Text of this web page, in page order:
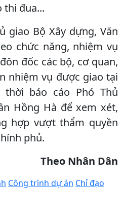
thi đua...
giao Bộ Xây dựng, Văn
chức năng, nhiệm vụ
đốc các bộ, cơ quan,
nhiệm vụ được giao tại
thời báo cáo Phó Thủ
Hồng Hà để xem xét,
hợp vượt thẩm quyền
phủ.
Theo Nhân Dân
Công trình dự án Chỉ đạo